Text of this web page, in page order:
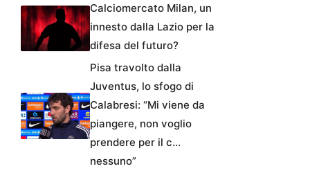
Calciomercato Milan, un
innesto dalla Lazio per la
difesa del futuro?
Pisa travolto dalla
Juventus, lo sfogo di
Calabresi: “Mi viene da
piangere, non voglio
prendere per il c…
nessuno”